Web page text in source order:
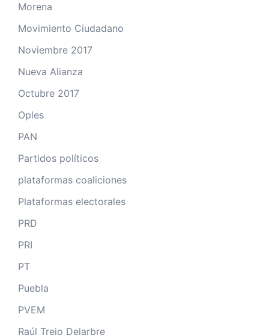
Morena
Movimiento Ciudadano
Noviembre 2017
Nueva Alianza
Octubre 2017
Oples
PAN
Partidos políticos
plataformas coaliciones
Plataformas electorales
PRD
PRI
PT
Puebla
PVEM
Raúl Trejo Delarbre